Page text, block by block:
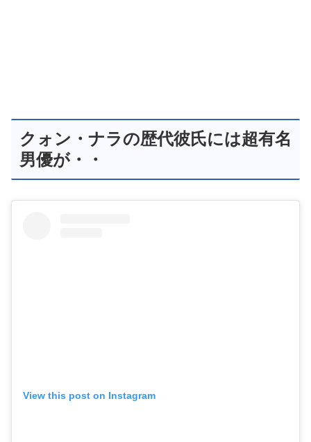
クォン・ナラの歴代彼氏には超有名
男優が・・
View this post on Instagram